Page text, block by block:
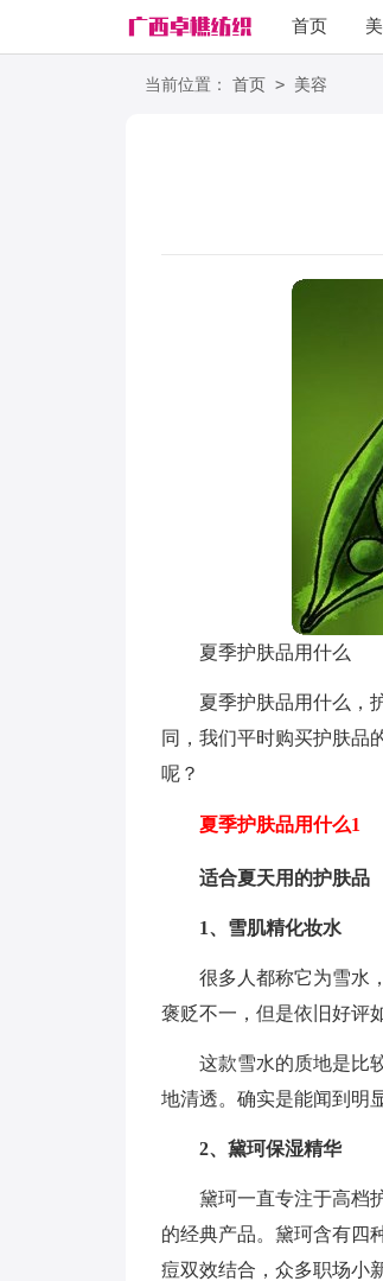
首页
励志
当前位置： 首页 > 美容
夏季护肤品用什么
夏季护肤品用什么，
同，我们平时购买护肤品
呢？
夏季护肤品用什么1
适合夏天用的护肤品
1、雪肌精化妆水
很多人都称它为雪水
褒贬不一，但是依旧好评
这款雪水的质地是比
地清透。确实是能闻到明
2、黛珂保湿精华
黛珂一直专注于高档
的经典产品。黛珂含有四
痘双效结合，众多职场小